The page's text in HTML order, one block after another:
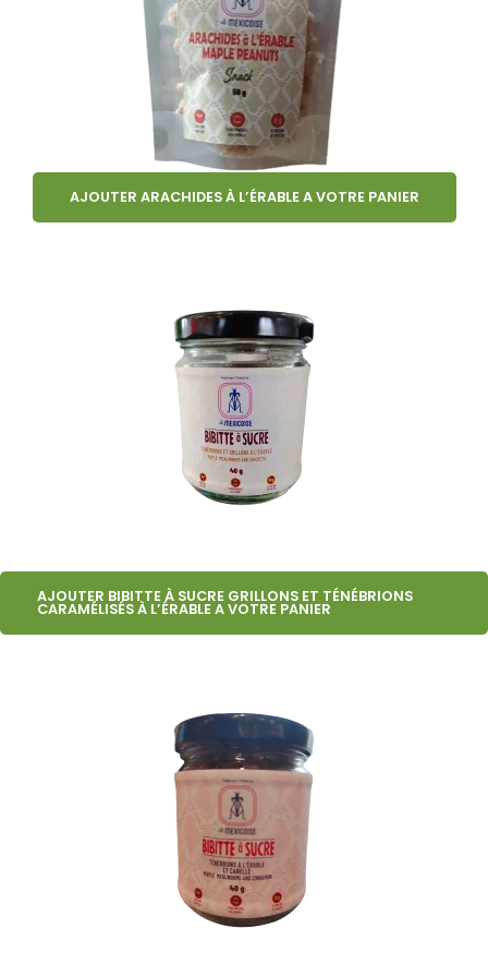
AJOUTER ARACHIDES À L’ÉRABLE A VOTRE PANIER
AJOUTER BIBITTE À SUCRE GRILLONS ET TÉNÉBRIONS
CARAMÉLISÉS À L’ÉRABLE A VOTRE PANIER